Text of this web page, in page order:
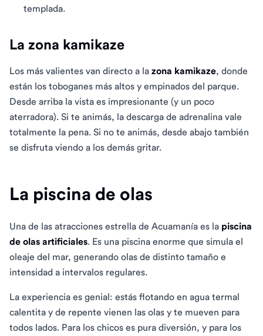
templada.
La zona kamikaze
Los más valientes van directo a la zona kamikaze, donde
están los toboganes más altos y empinados del parque.
Desde arriba la vista es impresionante (y un poco
aterradora). Si te animás, la descarga de adrenalina vale
totalmente la pena. Si no te animás, desde abajo también
se disfruta viendo a los demás gritar.
La piscina de olas
Una de las atracciones estrella de Acuamanía es la piscina
de olas artificiales. Es una piscina enorme que simula el
oleaje del mar, generando olas de distinto tamaño e
intensidad a intervalos regulares.
La experiencia es genial: estás flotando en agua termal
calentita y de repente vienen las olas y te mueven para
todos lados. Para los chicos es pura diversión, y para los